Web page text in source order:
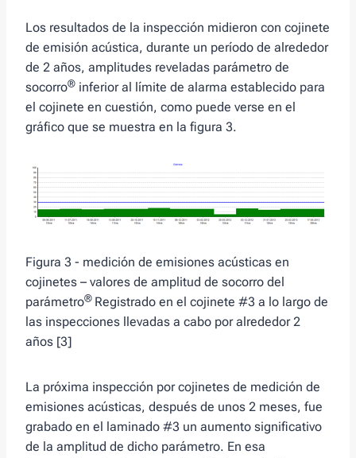
Los resultados de la inspección midieron con cojinete
de emisión acústica, durante un período de alrededor
de 2 años, amplitudes reveladas parámetro de
socorro® inferior al límite de alarma establecido para
el cojinete en cuestión, como puede verse en el
gráfico que se muestra en la figura 3.
Figura 3 - medición de emisiones acústicas en
cojinetes – valores de amplitud de socorro del
parámetro® Registrado en el cojinete #3 a lo largo de
las inspecciones llevadas a cabo por alrededor 2
años [3]
La próxima inspección por cojinetes de medición de
emisiones acústicas, después de unos 2 meses, fue
grabado en el laminado #3 un aumento significativo
de la amplitud de dicho parámetro. En esa